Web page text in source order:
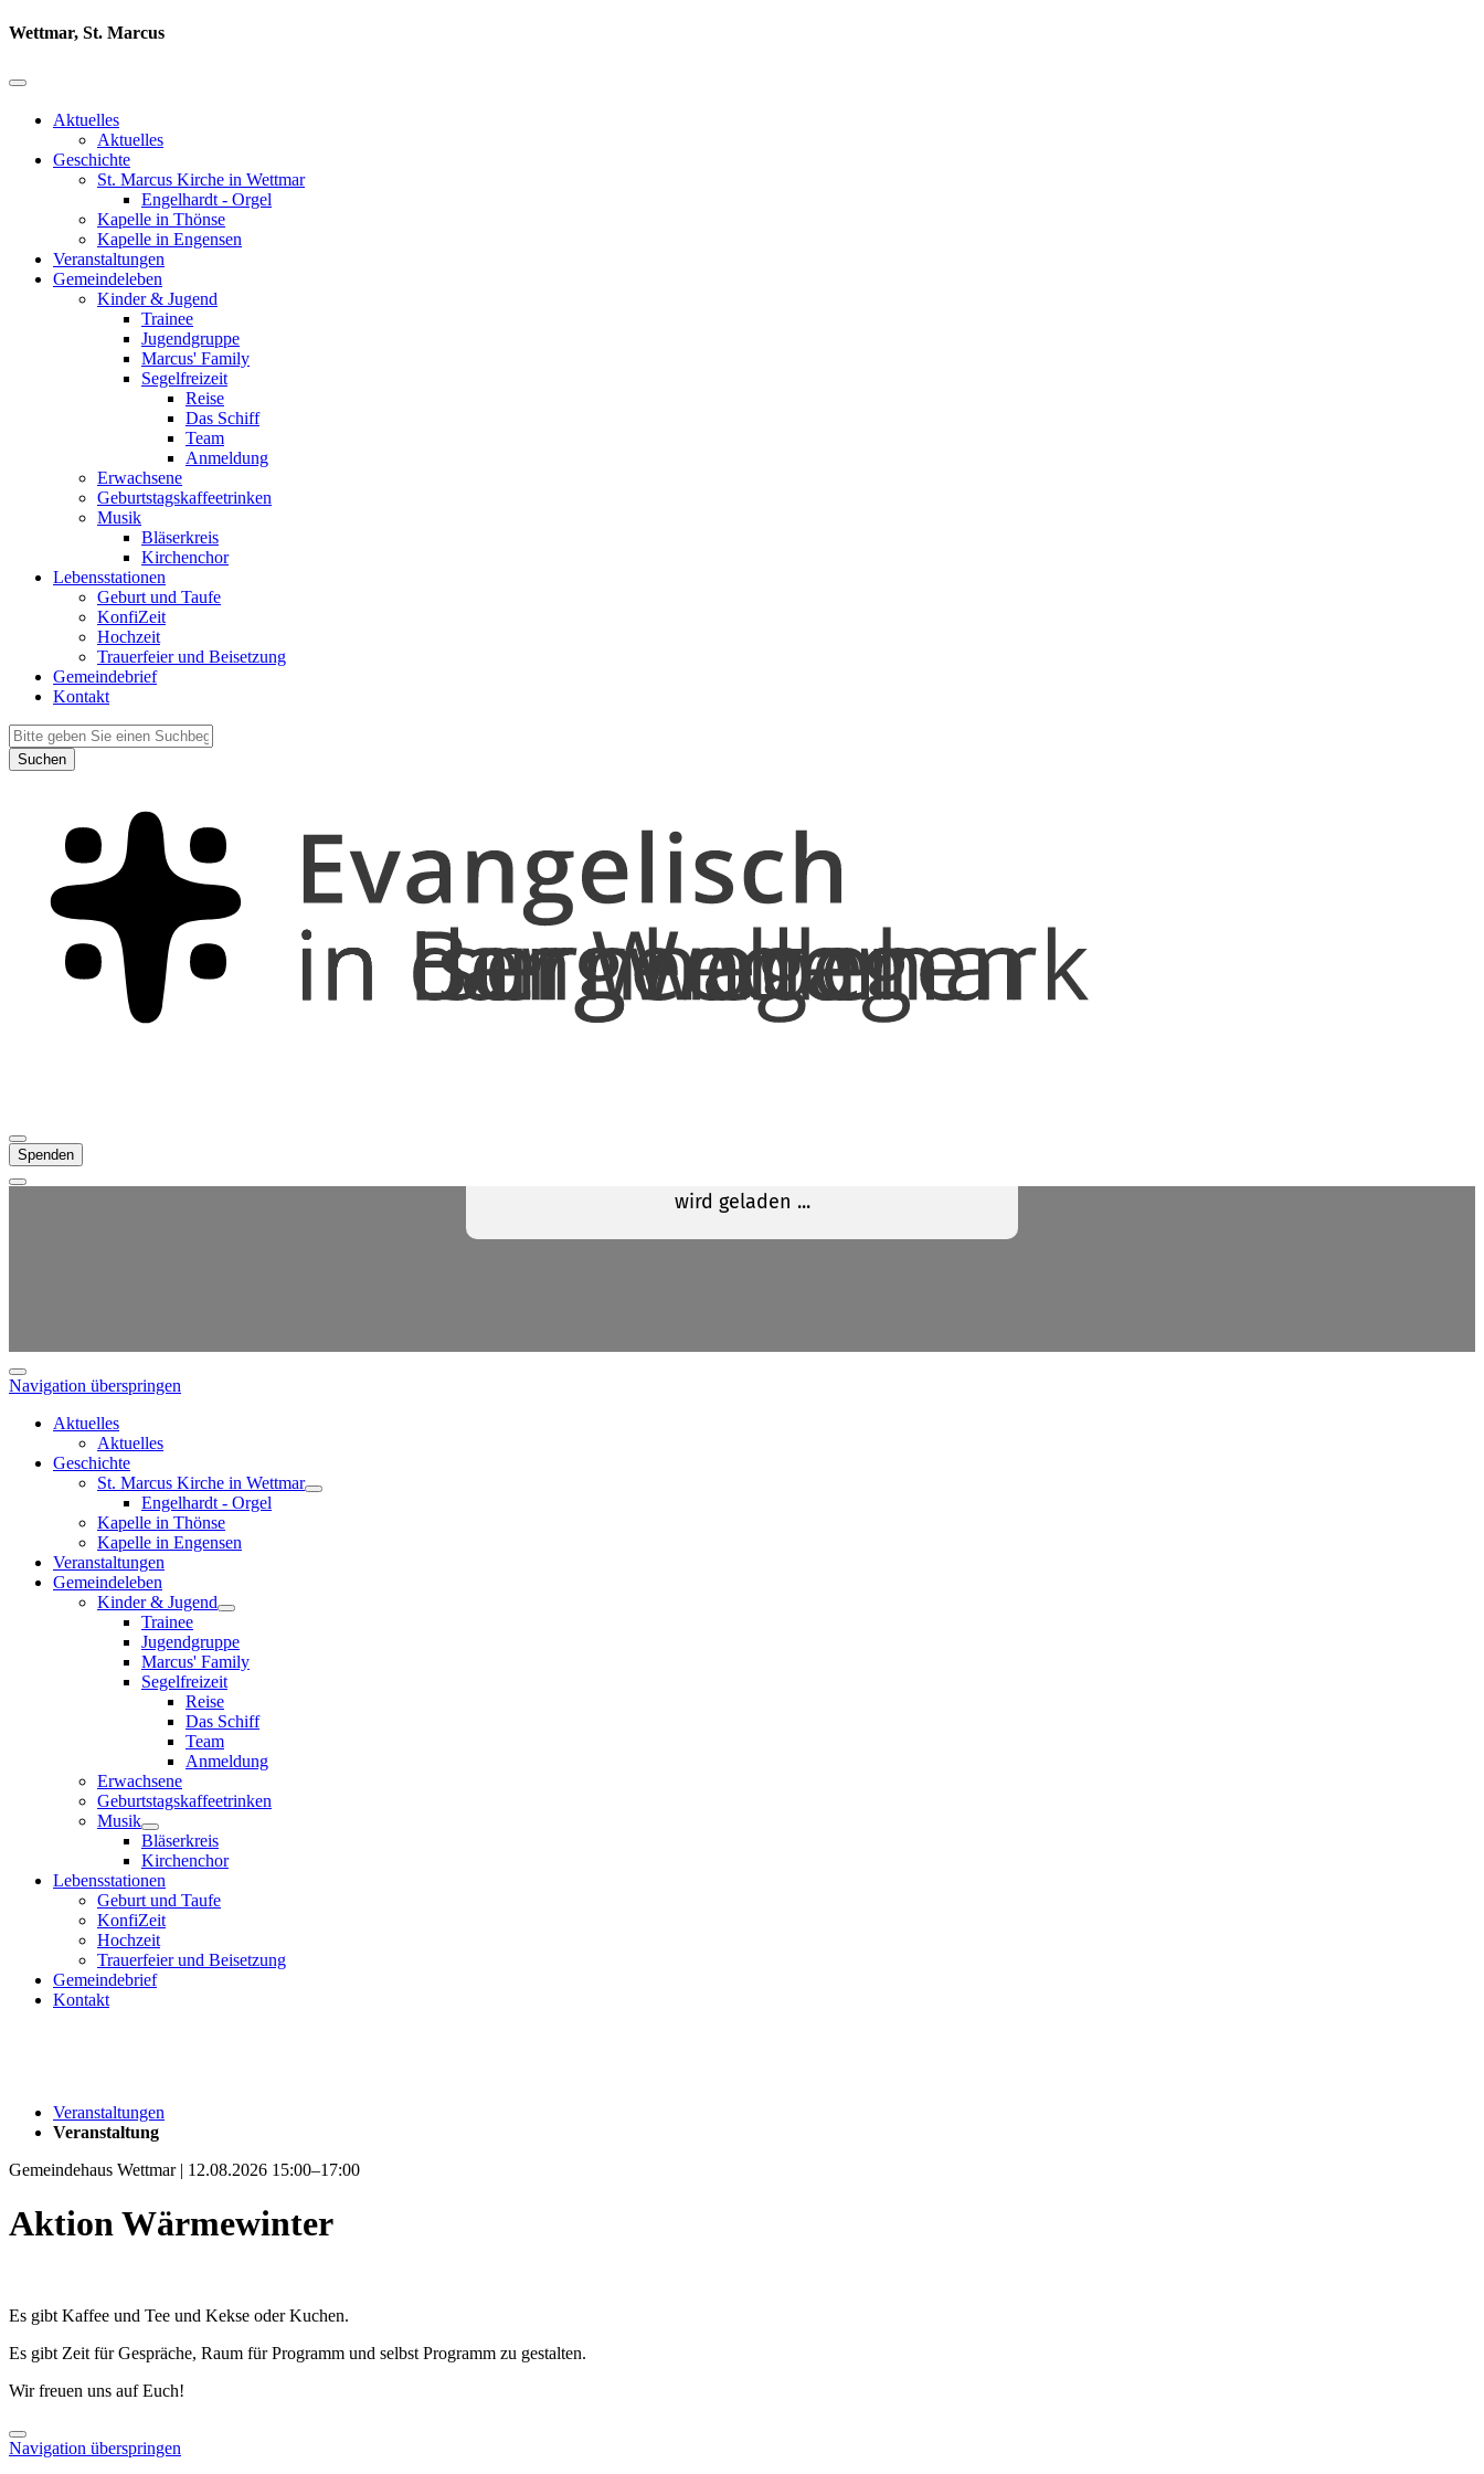
Wettmar, St. Marcus
Aktuelles
Aktuelles
Geschichte
St. Marcus Kirche in Wettmar
Engelhardt - Orgel
Kapelle in Thönse
Kapelle in Engensen
Veranstaltungen
Gemeindeleben
Kinder & Jugend
Trainee
Jugendgruppe
Marcus' Family
Segelfreizeit
Reise
Das Schiff
Team
Anmeldung
Erwachsene
Geburtstagskaffeetrinken
Musik
Bläserkreis
Kirchenchor
Lebensstationen
Geburt und Taufe
KonfiZeit
Hochzeit
Trauerfeier und Beisetzung
Gemeindebrief
Kontakt
Suchen
Spenden
Navigation überspringen
Aktuelles
Aktuelles
Geschichte
St. Marcus Kirche in Wettmar
Engelhardt - Orgel
Kapelle in Thönse
Kapelle in Engensen
Veranstaltungen
Gemeindeleben
Kinder & Jugend
Trainee
Jugendgruppe
Marcus' Family
Segelfreizeit
Reise
Das Schiff
Team
Anmeldung
Erwachsene
Geburtstagskaffeetrinken
Musik
Bläserkreis
Kirchenchor
Lebensstationen
Geburt und Taufe
KonfiZeit
Hochzeit
Trauerfeier und Beisetzung
Gemeindebrief
Kontakt
Veranstaltungen
Veranstaltung
Gemeindehaus Wettmar | 12.08.2026 15:00–17:00
Aktion Wärmewinter
Es gibt Kaffee und Tee und Kekse oder Kuchen.
Es gibt Zeit für Gespräche, Raum für Programm und selbst Programm zu gestalten.
Wir freuen uns auf Euch!
Navigation überspringen